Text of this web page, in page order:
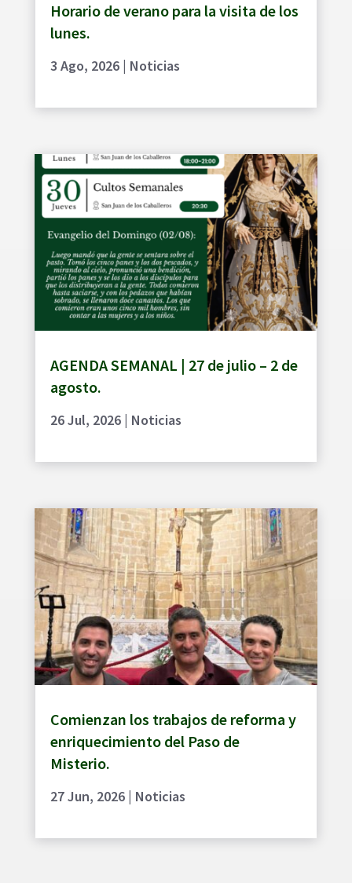
Horario de verano para la visita de los
lunes.
3 Ago, 2026| Noticias
AGENDA SEMANAL | 27 de julio – 2 de
agosto.
26 Jul, 2026| Noticias
Comienzan los trabajos de reforma y
enriquecimiento del Paso de
Misterio.
27 Jun, 2026| Noticias